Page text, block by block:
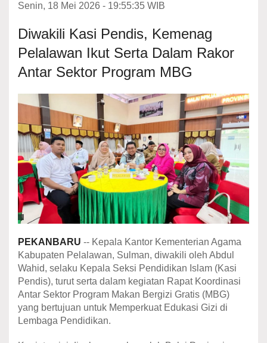
Senin, 18 Mei 2026 - 19:55:35 WIB
Diwakili Kasi Pendis, Kemenag
Pelalawan Ikut Serta Dalam Rakor
Antar Sektor Program MBG
PEKANBARU -- Kepala Kantor Kementerian Agama
Kabupaten Pelalawan, Sulman, diwakili oleh Abdul
Wahid, selaku Kepala Seksi Pendidikan Islam (Kasi
Pendis), turut serta dalam kegiatan Rapat Koordinasi
Antar Sektor Program Makan Bergizi Gratis (MBG)
yang bertujuan untuk Memperkuat Edukasi Gizi di
Lembaga Pendidikan.